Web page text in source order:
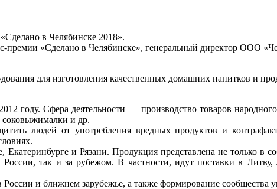
в Челябинске 2018».
премии «Сделано в Челябинске», генеральный директор ООО
для изготовления качественных домашних напитков и
году. Сфера деятельности — производство товаров
соковыжималки и др.
людей от употребления вредных продуктов и
и Рязани. Продукция представлена не только в
России, так и за рубежом. В частности, идут поставки в
и ближнем зарубежье, а также формирование